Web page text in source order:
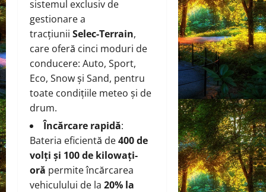
sistemul exclusiv de
gestionare a
tracțiunii Selec-Terrain,
care oferă cinci moduri de
conducere: Auto, Sport,
Eco, Snow și Sand, pentru
toate condițiile meteo și de
drum.
Încărcare rapidă:
Bateria eficientă de400 de
volți și 100 de kilowați-
oră permite încărcarea
vehiculului de la 20% la